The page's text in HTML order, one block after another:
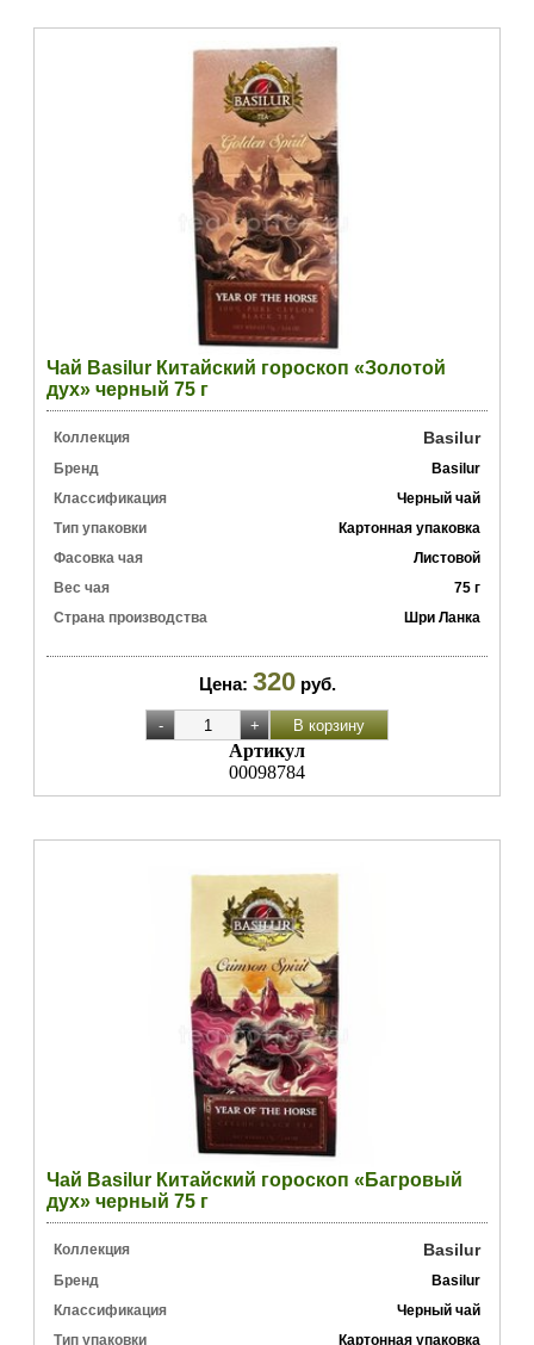
Чай Basilur Китайский гороскоп «Золотой
дух» черный 75 г
Коллекция Basilur
Бренд
Basilur
Классификация
Черный чай
Тип упаковки
Картонная упаковка
Фасовка чая
Листовой
Вес чая
75 г
Страна производства
Шри Ланка
Цена: 320 руб.
Артикул
00098784
Чай Basilur Китайский гороскоп «Багровый
дух» черный 75 г
Коллекция Basilur
Бренд
Basilur
Классификация
Черный чай
Тип упаковки
Картонная упаковка